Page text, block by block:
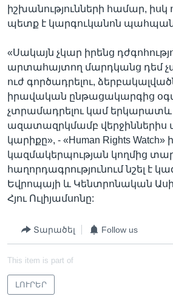
իշխանությունների համար, իսկ
պետք է կարգուկանոն
«Սակայն չկար իրենց
արտահայտող մարդկանց դեմ
ուժ գործադրելու,
իրավական ընթացակարգից
չտրամադրելու կամ երկարատև
ազատազրկմամբ վերջիններիս
կարիքը», - «Human Rights
կազմակերպության կողմից
հաղորդագրությունում նշել է
Եվրոպայի և Կենտրոնական
Հյու Ուլիյամսոնը:
Տարածել Follow us
This item is part of
ԼՈՒՐԵՐ